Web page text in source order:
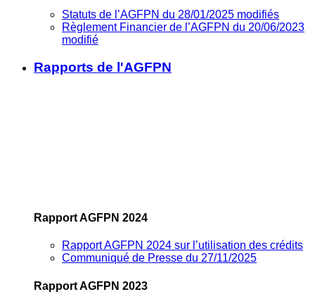
Statuts de l’AGFPN du 28/01/2025 modifiés
Règlement Financier de l’AGFPN du 20/06/2023
modifié
Rapports de l'AGFPN
Rapport AGFPN 2024
Rapport AGFPN 2024 sur l’utilisation des crédits
Communiqué de Presse du 27/11/2025
Rapport AGFPN 2023